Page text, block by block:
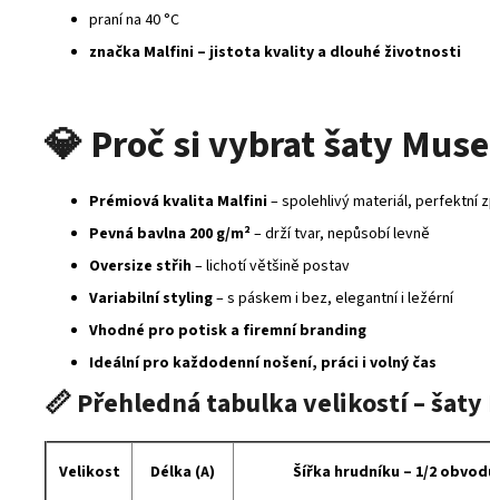
praní na 40 °C
značka Malfini – jistota kvality a dlouhé životnosti
💎 Proč si vybrat šaty
Prémiová kvalita Malfini– spolehlivý materiál, perfektní
Pevná bavlna 200 g/m²– drží tvar, nepůsobí levně
Oversize střih– lichotí většině postav
Variabilní styling– s páskem i bez, elegantní i ležérní
Vhodné pro potisk a firemní branding
Ideální pro každodenní nošení, práci i volný čas
📏 Přehledná tabulka velikostí – šaty
Velikost Délka (A) Šířka hrudníku – 1/2